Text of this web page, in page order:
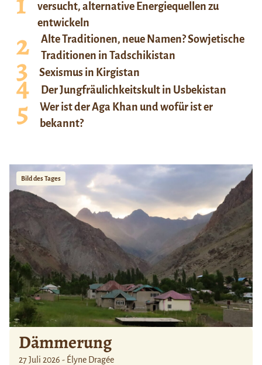
versucht, alternative Energiequellen zu
entwickeln
Alte Traditionen, neue Namen? Sowjetische
Traditionen in Tadschikistan
Sexismus in Kirgistan
Der Jungfräulichkeitskult in Usbekistan
Wer ist der Aga Khan und wofür ist er
bekannt?
Bild des Tages
Dämmerung
27 Juli 2026 - Élyne Dragée